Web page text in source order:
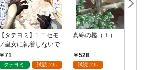
【タテヨミ】1.ニセモ
ノ皇女に執着しないで
71
タテヨミ 試読フル
真綿の檻（１）
528
試読フル